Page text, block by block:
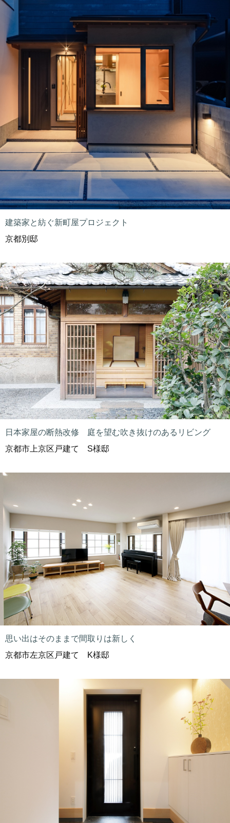
建築家と紡ぐ新町屋プロジェクト
京都別邸
日本家屋の断熱改修 庭を望む吹き抜けのあるリビング
京都市上京区戸建て S様邸
思い出はそのままで間取りは新しく
京都市左京区戸建て K様邸